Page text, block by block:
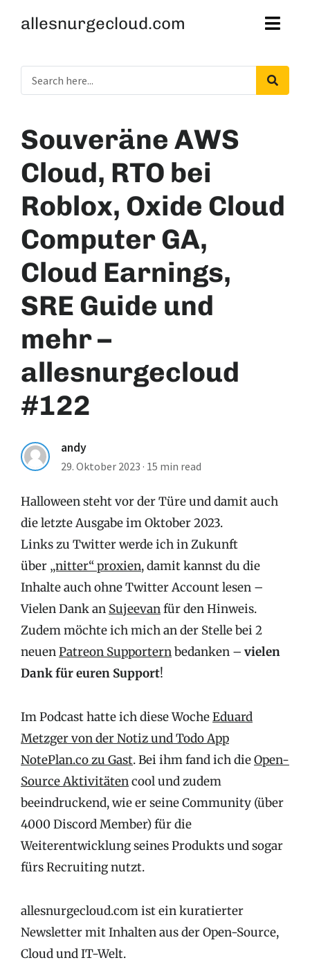
allesnurgecloud.com
Souveräne AWS
Cloud, RTO bei
Roblox, Oxide Cloud
Computer GA,
Cloud Earnings,
SRE Guide und
mehr –
allesnurgecloud
#122
andy
29. Oktober 2023 · 15 min read
Halloween steht vor der Türe und damit auch
die letzte Ausgabe im Oktober 2023.
Links zu Twitter werde ich in Zukunft
über „nitter“ proxien, damit kannst du die
Inhalte auch ohne Twitter Account lesen –
Vielen Dank an Sujeevanfür den Hinweis.
Zudem möchte ich mich an der Stelle bei 2
neuenPatreon Supporternbedanken – vielen
Dank für euren Support!
Im Podcast hatte ich diese WocheEduard
Metzger von der Notiz und Todo App
NotePlan.co zu Gast. Bei ihm fand ich dieOpen-
Source Aktivitätencool und zudem
beeindruckend, wie er seine Community (über
4000 Discord Member) für die
Weiterentwicklung seines Produkts und sogar
fürs Recruiting nutzt.
allesnurgecloud.com ist ein kuratierter
Newsletter mit Inhalten aus der Open-Source,
Cloud und IT-Welt.